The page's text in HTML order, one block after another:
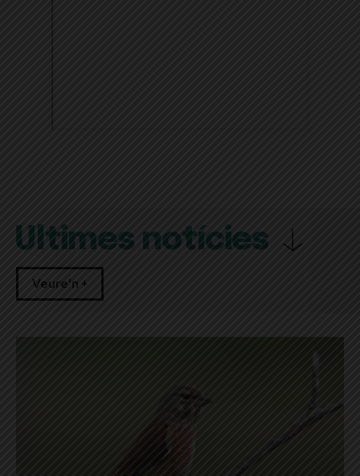
Últimes notícies
Veure'n +